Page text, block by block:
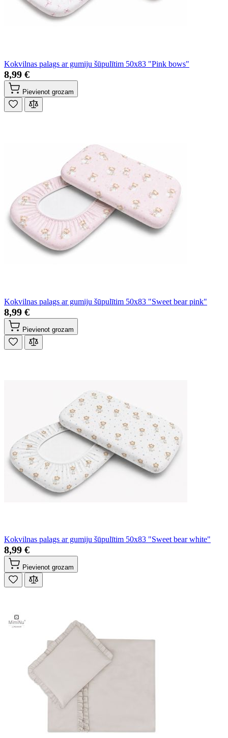
Kokvilnas palags ar gumiju šūpulītim 50x83 "Pink bows"
8,99 €
Pievienot grozam
Kokvilnas palags ar gumiju šūpulītim 50x83 "Sweet bear pink"
8,99 €
Pievienot grozam
Kokvilnas palags ar gumiju šūpulītim 50x83 "Sweet bear white"
8,99 €
Pievienot grozam